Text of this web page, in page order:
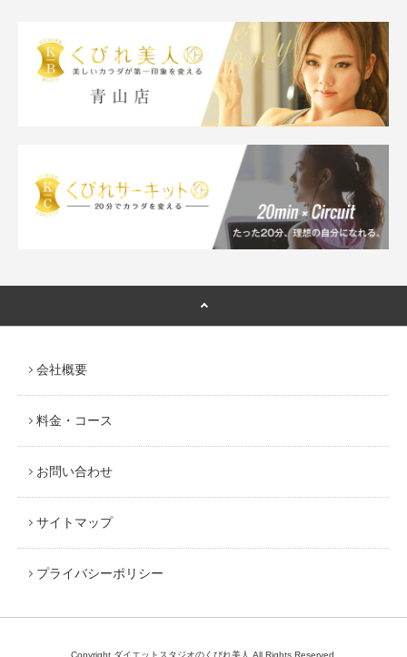
会社概要
料金・コース
お問い合わせ
サイトマップ
プライバシーポリシー
Copyright ダイエットスタジオのくびれ美人 All Rights Reserved.